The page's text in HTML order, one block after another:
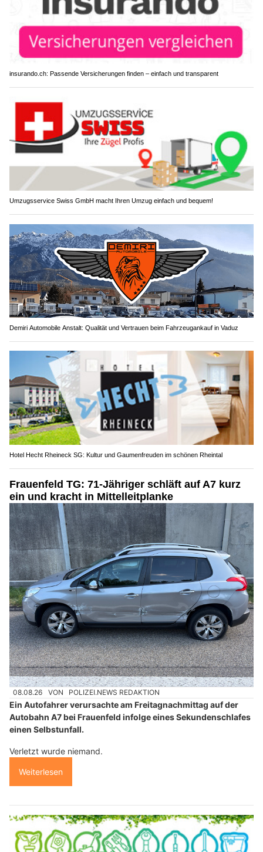
insurando.ch: Passende Versicherungen finden – einfach und transparent
Umzugsservice Swiss GmbH macht Ihren Umzug einfach und bequem!
Demiri Automobile Anstalt: Qualität und Vertrauen beim Fahrzeugankauf in Vaduz
Hotel Hecht Rheineck SG: Kultur und Gaumenfreuden im schönen Rheintal
Frauenfeld TG: 71-Jähriger schläft auf A7 kurz
ein und kracht in Mittelleitplanke
08.08.26 VON POLIZEI.NEWS REDAKTION
Ein Autofahrer verursachte am Freitagnachmittag auf der
Autobahn A7 bei Frauenfeld infolge eines Sekundenschlafes
einen Selbstunfall.
Verletzt wurde niemand.
Weiterlesen